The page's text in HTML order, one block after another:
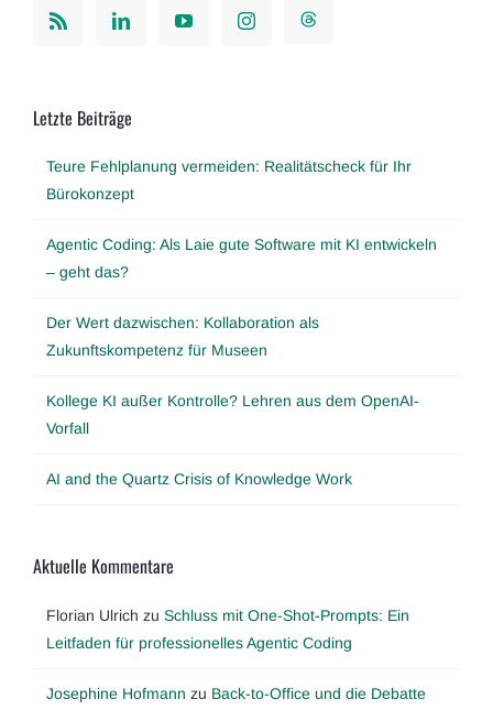
Letzte Beiträge
Teure Fehlplanung vermeiden: Realitätscheck für Ihr
Bürokonzept
Agentic Coding: Als Laie gute Software mit KI entwickeln
– geht das?
Der Wert dazwischen: Kollaboration als
Zukunftskompetenz für Museen
Kollege KI außer Kontrolle? Lehren aus dem OpenAI-
Vorfall
AI and the Quartz Crisis of Knowledge Work
Aktuelle Kommentare
Florian Ulrich zu Schluss mit One-Shot-Prompts: Ein
Leitfaden für professionelles Agentic Coding
Josephine Hofmann zu Back-to-Office und die Debatte